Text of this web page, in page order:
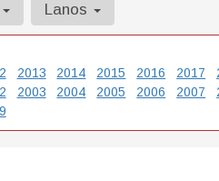
2013 2014 2015 2016 2017
2003 2004 2005 2006 2007
Lanos